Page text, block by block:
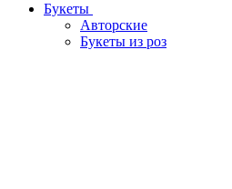
Букеты
Авторские
Букеты из роз